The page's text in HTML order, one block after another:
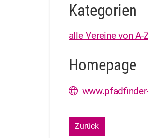
Kategorien
alle Vereine von A-
Homepage
Zurück